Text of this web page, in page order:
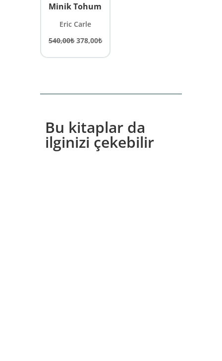
Minik Tohum
Eric Carle
540,00₺ Orijinal
378,00₺Şu
andaki
Bu kitaplar da
ilginizi çekebilir